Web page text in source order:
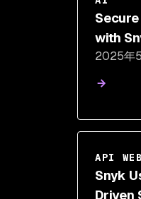
with
2025年
API WEB
Snyk
Driven